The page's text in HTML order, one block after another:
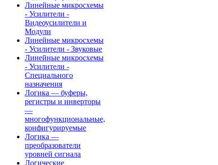
Линейные микросхемы
- Усилители -
Видеоусилители и
Модули
Линейные микросхемы
- Усилители - Звуковые
Линейные микросхемы
- Усилители -
Специального
назначения
Логика — буферы,
регистры и инверторы
—
многофункциональные,
конфигурируемые
Логика —
преобразователи
уровней сигнала
Логические